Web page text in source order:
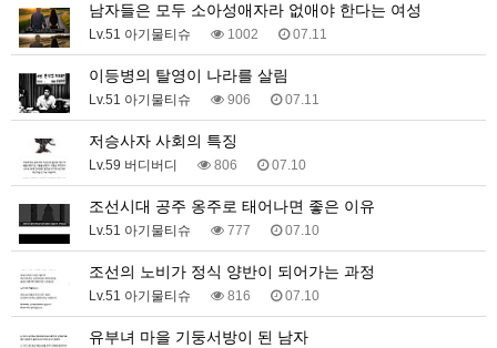
남자들은 모두 소아성애자라 없애야 한다는 여성
Lv.51 아기물티슈 1002 07.11
이등병의 탈영이 나라를 살림
Lv.51 아기물티슈 906 07.11
저승사자 사회의 특징
Lv.59 버디버디 806 07.10
조선시대 공주 옹주로 태어나면 좋은 이유
Lv.51 아기물티슈 777 07.10
조선의 노비가 정식 양반이 되어가는 과정
Lv.51 아기물티슈 816 07.10
유부녀 마을 기둥서방이 된 남자